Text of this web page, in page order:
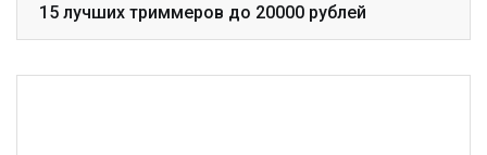
15 лучших триммеров до 20000 рублей